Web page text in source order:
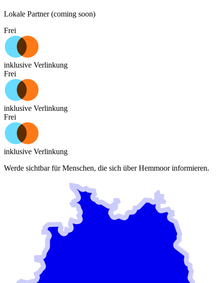
Lokale Partner (coming soon)
Frei
inklusive Verlinkung
Frei
inklusive Verlinkung
Frei
inklusive Verlinkung
Werde sichtbar für Menschen, die sich überHemmoorinformieren.